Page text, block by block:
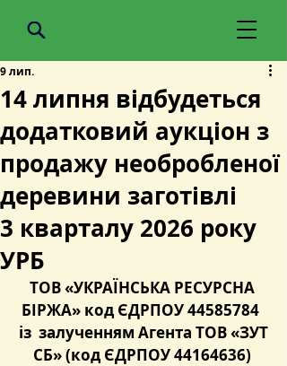
14 липня відбудеться
додатковий аукціон з
продажу необробленої
деревини заготівлі
3 кварталу 2026 року
УРБ
9 лип.
ТОВ «УКРАЇНСЬКА РЕСУРСНА
БІРЖА» код ЄДРПОУ 44585784
із  залученням Агента ТОВ «ЗУТ
СБ» (код ЄДРПОУ 44164636)